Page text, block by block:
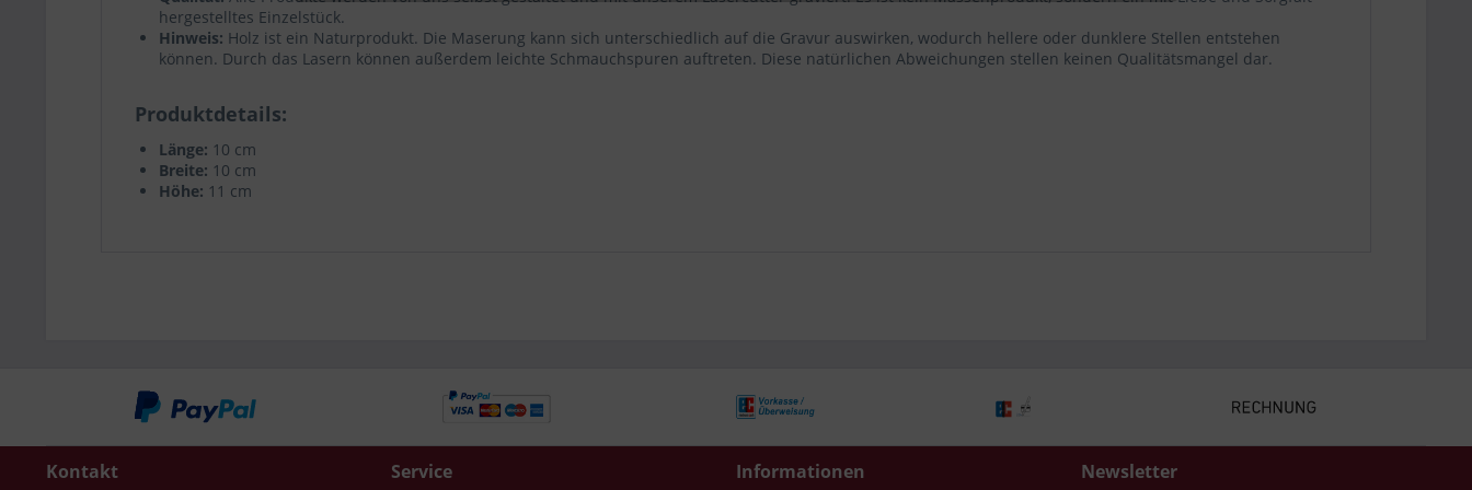
hergestelltes Einzelstück.
Hinweis: Holz ist ein Naturprodukt. Die Maserung kann sich unterschiedlich auf die Gravur auswirken, wodurch hellere oder dunklere Stellen entstehen
können. Durch das Lasern können außerdem leichte Schmauchspuren auftreten. Diese natürlichen Abweichungen stellen keinen Qualitätsmangel dar.
Produktdetails
Länge: 10 cm
Breite: 10 cm
Höhe: 11 cm
Kontakt Service Informationen Newsletter